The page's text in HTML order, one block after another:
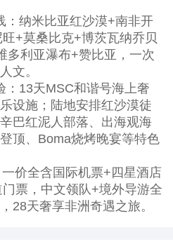
：纳米比亚红沙漠+南非开
+莫桑比克+博茨瓦纳乔贝
多利亚瀑布+赞比亚，一次
文。
：13天MSC和谐号海上奢
设施；陆地安排红沙漠徒
巴红泥人部落、出海观海
顶、Boma烧烤晚宴等特色
价全含国际机票+四星酒店
票，中文领队+境外导游全
28天奢享非洲奇遇之旅。